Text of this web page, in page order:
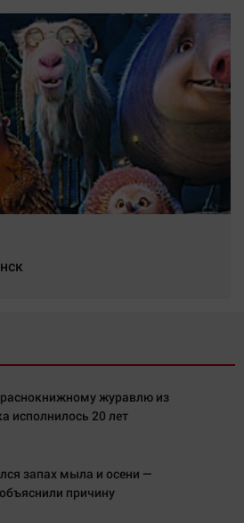
журавлю из
исполнилось 20 лет
запах мыла и осени —
причину